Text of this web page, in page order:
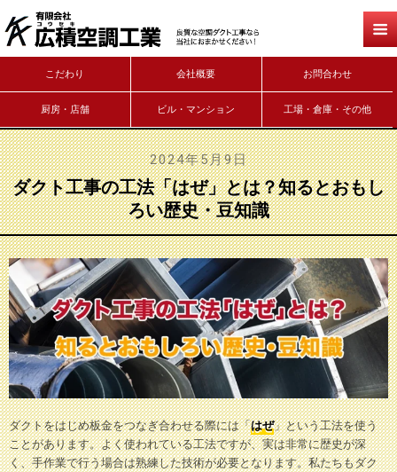
こだわり 会社概要 お問合わせ
厨房・店舗 ビル・マンション 工場・倉庫・その他
2024年5月9日
ダクト工事の工法「はぜ」とは？知るとおもし
ろい歴史・豆知識
ダクトをはじめ板金をつなぎ合わせる際には「はぜ」という工法を使う
ことがあります。よく使われている工法ですが、実は非常に歴史が深
く、手作業で行う場合は熟練した技術が必要となります。私たちもダク